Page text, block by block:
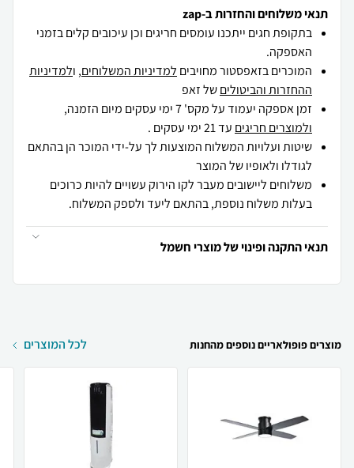
תנאי משלוחים והחזרות ב-zap
בתקופת חגים ייתכנו עומסים חריגים וכן עיכובים קלים בזמני
האספקה.
המוכרים בזאפסטור מחויבים למדיניות המשלוחים, ולמדיניות
ההחזרות והביטוליםשל זאפ
זמן אספקה יעמוד על מקס' 7 ימי עסקים מיום הזמנה,
ולמוצרים חריגים עד 21 ימי עסקים .
שיטות ועלויות המשלוח המוצעות לך על-ידי המוכר הן בהתאם
לגודלו ולאופיו של המוצר
משלוחים ליישובים מעבר לקו הירוק עשויים להיות כרוכים
בעלות משלוח נוספת, בהתאם ליעד ולספק המשלוח.
תנאי התקנה ופינוי של מוצרי חשמל
מוצרים פופולאריים נוספים מהחנות לכל המוצרים